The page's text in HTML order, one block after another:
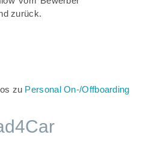
zurück.
zu Personal On-/Offboarding